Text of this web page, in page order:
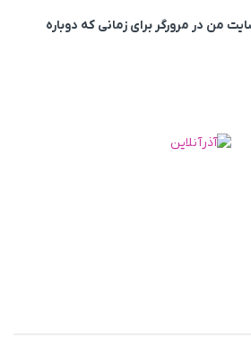
من در مرورگر برای زمانی که دوباره